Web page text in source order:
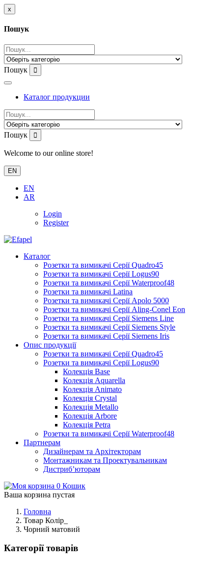
x
Пошук
Пошук
Каталог продукции
Пошук
Welcome to our online store!
EN
EN
AR
Login
Register
Каталог
Розетки та вимикачі Серії Quadro45
Розетки та вимикачі Серії Logus90
Розетки та вимикачі Серії Waterproof48
Розетки та вимикачі Latina
Розетки та вимикачі Серії Apolo 5000
Розетки та вимикачі Серії Aling-Conel Eon
Розетки та вимикачі Серії Siemens Line
Розетки та вимикачі Серії Siemens Style
Розетки та вимикачі Серії Siemens Iris
Опис продукції
Розетки та вимикачі Серії Quadro45
Розетки та вимикачі Серії Logus90
Колекція Base
Колекція Aquarella
Колекція Animato
Колекція Crystal
Колекція Metallo
Колекція Arbore
Колекція Petra
Розетки та вимикачі Серії Waterproof48
Партнерам
Дизайнерам та Архітекторам
Монтажникам та Проектувальникам
Дистриб’юторам
0 Кошик
Ваша корзина пустая
Головна
Товар Колір_
Чорний матовий
Категорії товарів